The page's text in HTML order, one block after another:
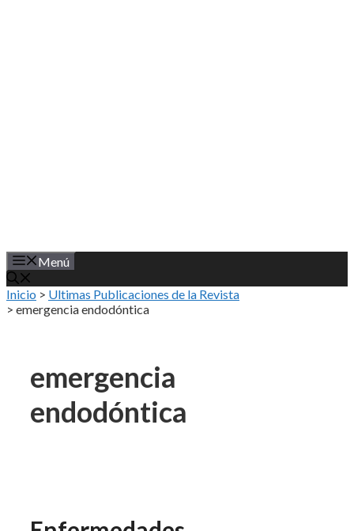
Menú
Inicio > Ultimas Publicaciones de la Revista
> emergencia endodóntica
emergencia
endodóntica